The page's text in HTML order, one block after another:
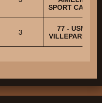
SPORT CANIN
3
77 - USM
VILLEPARISIS